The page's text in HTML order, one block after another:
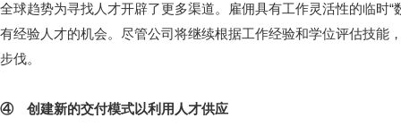
全球趋势为寻找人才开辟了更多渠道。雇佣具有工作灵活性的临时
有经验人才的机会。尽管公司将继续根据工作经验和学位评估技能
步伐。
④ 创建新的交付模式以利用人才供应